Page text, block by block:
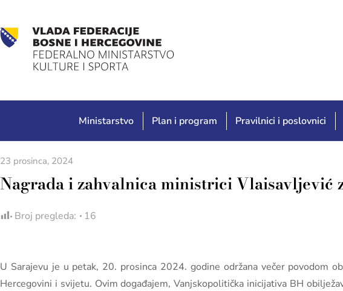
Ministarstvo Plan i program Pravilnici i poslovnici
23 prosinca, 2024
Nagrada i zahvalnica ministrici
Broj pregleda: 16
U Sarajevu je u petak, 20. prosinca 2024. godine održana večer povodom
Hercegovini i svijetu. Ovim događajem, Vanjskopolitička inicijativa BH